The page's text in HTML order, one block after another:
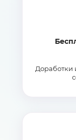
Доработки